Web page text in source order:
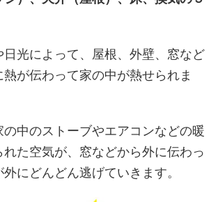
日光によって、屋根、外壁、窓など
が伝わって家の中が熱せられま
の中のストーブやエアコンなどの暖
れた空気が、窓などから外に伝わっ
にどんどん逃げていきます。